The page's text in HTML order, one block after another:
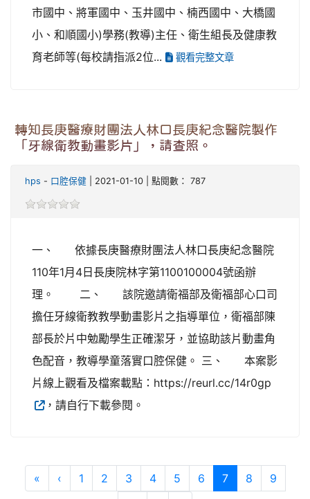
市國中、將軍國中、玉井國中、楠西國中、大橋國
小、和順國小)學務(教導)主任、衛生組長及健康教
育老師等(每校請指派2位...
觀看完整文章
轉知長庚醫療財團法人林口長庚紀念醫院製作
「牙線衛教動畫影片」，請查照。
hps - 口腔保健 | 2021-01-10 | 點閱數： 787
一、 依據長庚醫療財團法人林口長庚紀念醫院
110年1月4日長庚院林字第1100100004號函辦
理。 二、 該院邀請衛福部及衛福部心口司
擔任牙線衛教教學動畫影片之指導單位，衛福部陳
部長於片中勉勵學生正確潔牙，並協助該片動畫角
色配音，教導學童落實口腔保健。 三、 本案影
片線上觀看及檔案載點：https://reurl.cc/14r0gp
，請自行下載參閱。
« 第一頁
‹上一頁
1 2 3 4 5 6 7(目前頁次)
8
9